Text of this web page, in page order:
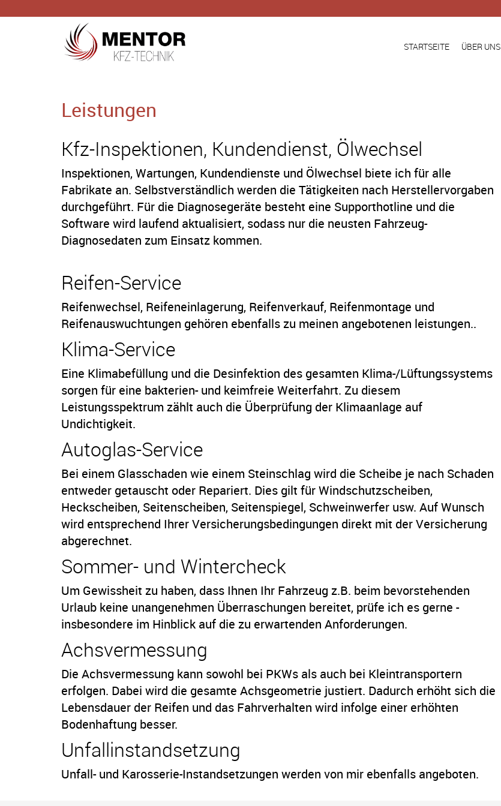
STARTSEITE ÜBER UNS
Leistungen
Kfz-Inspektionen, Kundendienst, Ölwechsel
Inspektionen, Wartungen, Kundendienste und Ölwechsel biete ich für alle
Fabrikate an. Selbstverständlich werden die Tätigkeiten nach Herstellervorgaben
durchgeführt. Für die Diagnosegeräte besteht eine Supporthotline und die
Software wird laufend aktualisiert, sodass nur die neusten Fahrzeug-
Diagnosedaten zum Einsatz kommen.
Reifen-Service
Reifenwechsel, Reifeneinlagerung, Reifenverkauf, Reifenmontage und
Reifenauswuchtungen gehören ebenfalls zu meinen angebotenen leistungen..
Klima-Service
Eine Klimabefüllung und die Desinfektion des gesamten Klima-/Lüftungssystems
sorgen für eine bakterien- und keimfreie Weiterfahrt. Zu diesem
Leistungsspektrum zählt auch die Überprüfung der Klimaanlage auf
Undichtigkeit.
Autoglas-Service
Bei einem Glasschaden wie einem Steinschlag wird die Scheibe je nach Schaden
entweder getauscht oder Repariert. Dies gilt für Windschutzscheiben,
Heckscheiben, Seitenscheiben, Seitenspiegel, Schweinwerfer usw. Auf Wunsch
wird entsprechend Ihrer Versicherungsbedingungen direkt mit der Versicherung
abgerechnet.
Sommer- und Wintercheck
Um Gewissheit zu haben, dass Ihnen Ihr Fahrzeug z.B. beim bevorstehenden
Urlaub keine unangenehmen Überraschungen bereitet, prüfe ich es gerne -
insbesondere im Hinblick auf die zu erwartenden Anforderungen.
Achsvermessung
Die Achsvermessung kann sowohl bei PKWs als auch bei Kleintransportern
erfolgen. Dabei wird die gesamte Achsgeometrie justiert. Dadurch erhöht sich die
Lebensdauer der Reifen und das Fahrverhalten wird infolge einer erhöhten
Bodenhaftung besser.
Unfallinstandsetzung
Unfall- und Karosserie-Instandsetzungen werden von mir ebenfalls angeboten.